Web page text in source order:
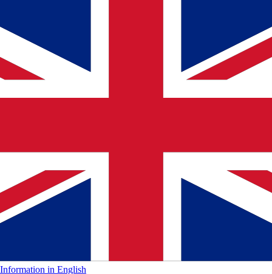
Information in English